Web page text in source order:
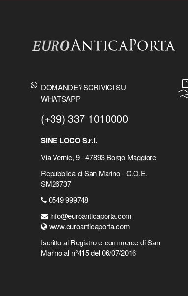
DOMANDE? SCRIVICI SU
WHATSAPP
(+39) 337 1010000
SINE LOCO S.r.l.
Via Vernie, 9 - 47893 Borgo Maggiore
Repubblica di San Marino - C.O.E.
SM26737
0549 999748
info@euroanticaporta.com
www.euroanticaporta.com
Iscritto al Registro e-commerce di San
Marino al n°415 del 06/07/2016